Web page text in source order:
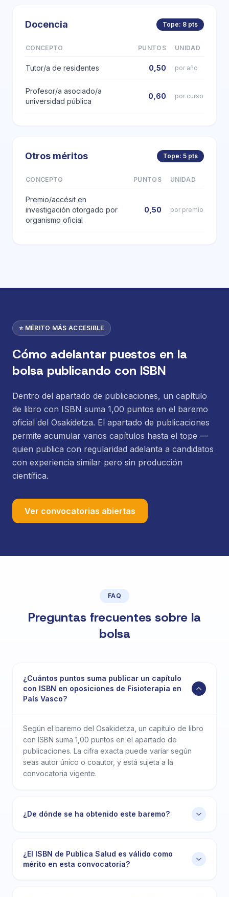
Docencia Tope: 8 pts
CONCEPTO PUNTOS UNIDAD
Tutor/a de residentes 0,50 por año
Profesor/a asociado/a
universidad pública
0,60 por curso
Otros méritos Tope: 5 pts
CONCEPTO PUNTOS UNIDAD
Premio/accésit en
investigación otorgado por
organismo oficial
0,50 por premio
⭐ MÉRITO MÁS ACCESIBLE
Cómo adelantar puestos en la
bolsa publicando con ISBN
Dentro del apartado de publicaciones, un capítulo
de libro con ISBN suma 1,00 puntos en el baremo
oficial del Osakidetza. El apartado de publicaciones
permite acumular varios capítulos hasta el tope —
quien publica con regularidad adelanta a candidatos
con experiencia similar pero sin producción
científica.
Ver convocatorias abiertas
FAQ
Preguntas frecuentes sobre la
bolsa
¿Cuántos puntos suma publicar un capítulo
con ISBN en oposiciones de Fisioterapia en
País Vasco?
Según el baremo del Osakidetza, un capítulo de libro
con ISBN suma 1,00 puntos en el apartado de
publicaciones. La cifra exacta puede variar según
seas autor único o coautor, y está sujeta a la
convocatoria vigente.
¿De dónde se ha obtenido este baremo?
¿El ISBN de Publica Salud es válido como
mérito en esta convocatoria?